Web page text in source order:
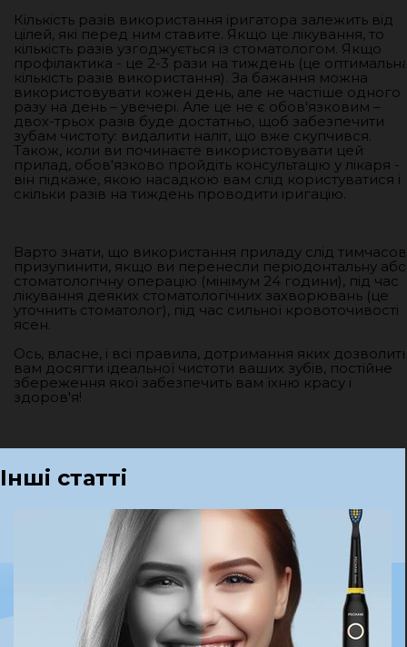
Кількість разів використання іригатора залежить від
цілей, які перед ним ставите. Якщо це лікування, то
кількість разів узгоджується із стоматологом. Якщо
профілактика - це 2-3 рази на тиждень (це
кількість разів використання). За бажання можна
використовувати кожен день, але не частіше одного
разу на день – увечері. Але це не є обов'язковим –
двох-трьох разів буде достатньо, щоб забезпечити
зубам чистоту: видалити наліт, що вже скупчився.
Також, коли ви починаєте використовувати цей
прилад, обов'язково пройдіть консультацію у лікаря -
він підкаже, якою насадкою вам слід користуватися і
скільки разів на тиждень проводити іригацію.
Варто знати, що використання приладу слід
призупинити, якщо ви перенесли періодонтальну або
стоматологічну операцію (мінімум 24 години), під час
лікування деяких стоматологічних захворювань (це
уточнить стоматолог), під час сильної кровоточивості
ясен.
Ось, власне, і всі правила, дотримання яких
вам досягти ідеальної чистоти ваших зубів, постійне
збереження якої забезпечить вам їхню красу і
здоров'я!
Інші статті